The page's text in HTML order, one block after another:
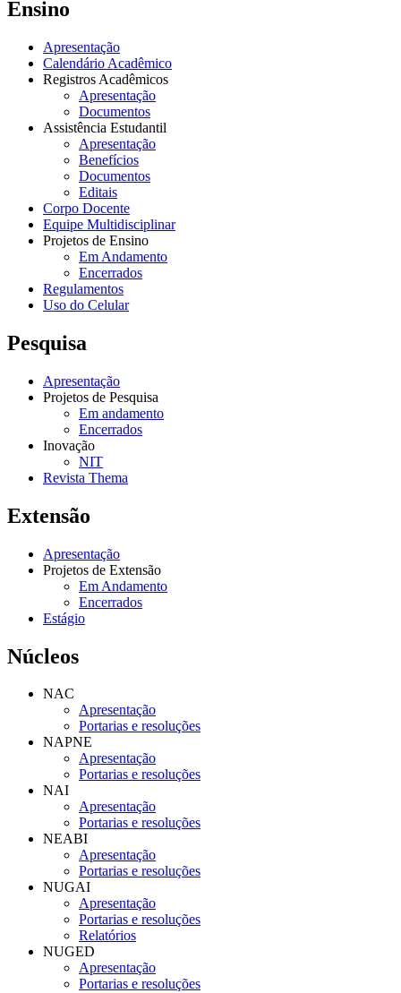
Ensino
Apresentação
Calendário Acadêmico
Registros Acadêmicos
Apresentação
Documentos
Assistência Estudantil
Apresentação
Benefícios
Documentos
Editais
Corpo Docente
Equipe Multidisciplinar
Projetos de Ensino
Em Andamento
Encerrados
Regulamentos
Uso do Celular
Pesquisa
Apresentação
Projetos de Pesquisa
Em andamento
Encerrados
Inovação
NIT
Revista Thema
Extensão
Apresentação
Projetos de Extensão
Em Andamento
Encerrados
Estágio
Núcleos
NAC
Apresentação
Portarias e resoluções
NAPNE
Apresentação
Portarias e resoluções
NAI
Apresentação
Portarias e resoluções
NEABI
Apresentação
Portarias e resoluções
NUGAI
Apresentação
Portarias e resoluções
Relatórios
NUGED
Apresentação
Portarias e resoluções